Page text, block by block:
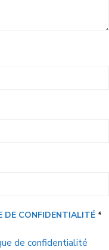
DE CONFIDENTIALITÉ *
de confidentialité